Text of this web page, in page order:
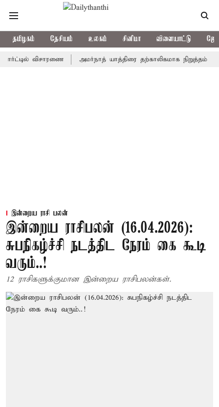
தமிழகம் தேசியம் உலகம் சினிமா விளையாட்டு
விசாரணை அமர்நாத் யாத்திரை தற்காலிகமாக நிறுத்தம்
இன்றைய ராசி பலன்
இன்றைய ராசிபலன் (16.04.2026):
சுபநிகழ்ச்சி நடத்திட நேரம் கை கூடி
வரும்..!
12 ராசிகளுக்குமான இன்றைய ராசிபலன்கள்.